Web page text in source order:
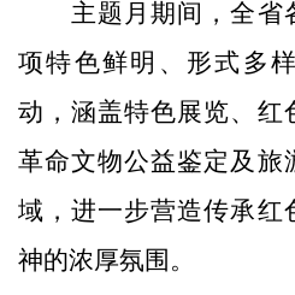
主题月期间，全省
项特色鲜明、形式多
动，涵盖特色展览、红
革命文物公益鉴定及旅
域，进一步营造传承红
神的浓厚氛围。